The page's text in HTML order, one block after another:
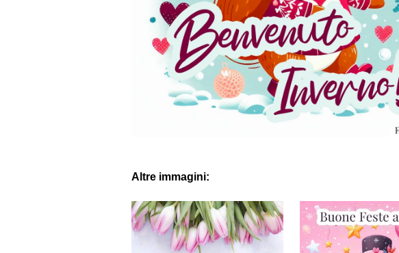
Altre immagini: